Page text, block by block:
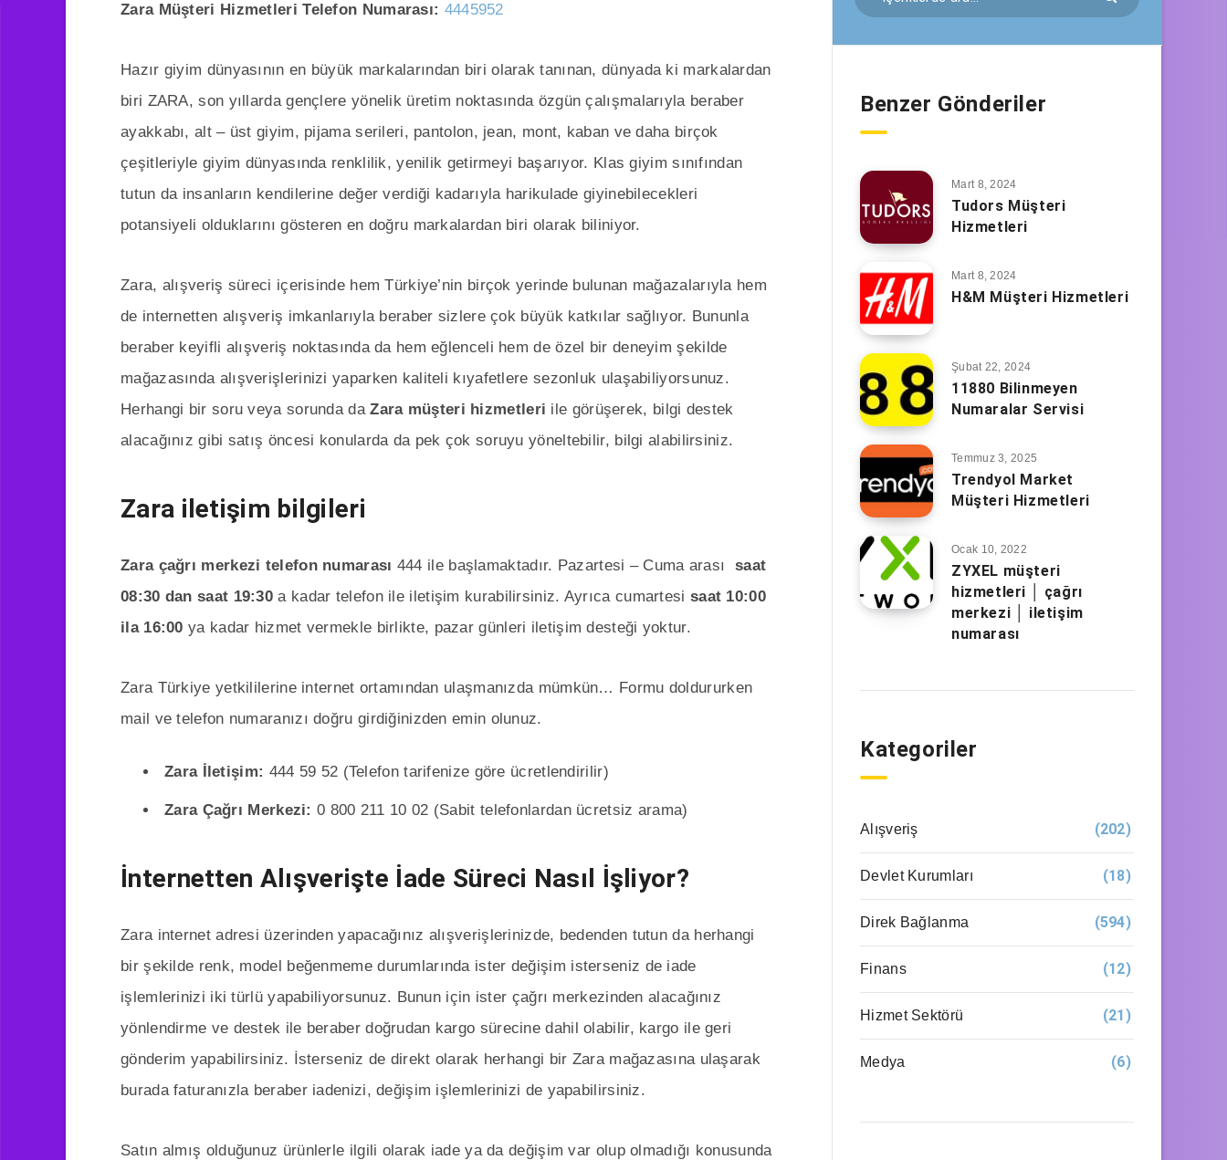
Zara Müşteri Hizmetleri Telefon Numarası: 4445952
Hazır giyim dünyasının en büyük markalarından biri olarak tanınan, dünyada ki markalardan
biri ZARA, son yıllarda gençlere yönelik üretim noktasında özgün çalışmalarıyla beraber
ayakkabı, alt – üst giyim, pijama serileri, pantolon, jean, mont, kaban ve daha birçok
çeşitleriyle giyim dünyasında renklilik, yenilik getirmeyi başarıyor. Klas giyim sınıfından
tutun da insanların kendilerine değer verdiği kadarıyla harikulade giyinebilecekleri
potansiyeli olduklarını gösteren en doğru markalardan biri olarak biliniyor.
Zara, alışveriş süreci içerisinde hem Türkiye’nin birçok yerinde bulunan mağazalarıyla hem
de internetten alışveriş imkanlarıyla beraber sizlere çok büyük katkılar sağlıyor. Bununla
beraber keyifli alışveriş noktasında da hem eğlenceli hem de özel bir deneyim şekilde
mağazasında alışverişlerinizi yaparken kaliteli kıyafetlere sezonluk ulaşabiliyorsunuz.
Herhangi bir soru veya sorunda daZara müşteri hizmetleri ile görüşerek, bilgi destek
alacağınız gibi satış öncesi konularda da pek çok soruyu yöneltebilir, bilgi alabilirsiniz.
Zara iletişim bilgileri
Zara çağrı merkezi telefon numarası 444 ile başlamaktadır. Pazartesi – Cuma arası saat
08:30 dan saat 19:30a kadar telefon ile iletişim kurabilirsiniz. Ayrıca cumartesi saat 10:00
ila 16:00 ya kadar hizmet vermekle birlikte, pazar günleri iletişim desteği yoktur.
Zara Türkiye yetkililerine internet ortamından ulaşmanızda mümkün… Formu doldururken
mail ve telefon numaranızı doğru girdiğinizden emin olunuz.
Zara İletişim: 444 59 52 (Telefon tarifenize göre ücretlendirilir)
Zara Çağrı Merkezi: 0 800 211 10 02 (Sabit telefonlardan ücretsiz arama)
İnternetten Alışverişte İade Süreci Nasıl İşliyor?
Zara internet adresi üzerinden yapacağınız alışverişlerinizde, bedenden tutun da herhangi
bir şekilde renk, model beğenmeme durumlarında ister değişim isterseniz de iade
işlemlerinizi iki türlü yapabiliyorsunuz. Bunun için ister çağrı merkezinden alacağınız
yönlendirme ve destek ile beraber doğrudan kargo sürecine dahil olabilir, kargo ile geri
gönderim yapabilirsiniz. İsterseniz de direkt olarak herhangi bir Zara mağazasına ulaşarak
burada faturanızla beraber iadenizi, değişim işlemlerinizi de yapabilirsiniz.
Satın almış olduğunuz ürünlerle ilgili olarak iade ya da değişim var olup olmadığı konusunda
Benzer Gönderiler
Mart 8, 2024
Tudors Müşteri
Hizmetleri
Mart 8, 2024
H&M Müşteri Hizmetleri
Şubat 22, 2024
11880 Bilinmeyen
Numaralar Servisi
Temmuz 3, 2025
Trendyol Market
Müşteri Hizmetleri
Ocak 10, 2022
ZYXEL müşteri
hizmetleri │ çağrı
merkezi │ iletişim
numarası
Kategoriler
Alışveriş (202)
Devlet Kurumları (18)
Direk Bağlanma (594)
Finans (12)
Hizmet Sektörü (21)
Medya (6)